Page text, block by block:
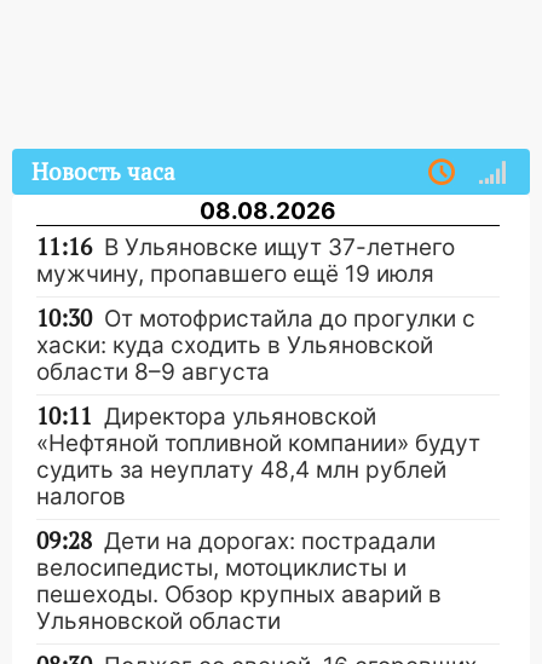
Новость часа
08.08.2026
11:16 В Ульяновске ищут 37-летнего
мужчину, пропавшего ещё 19 июля
10:30 От мотофристайла до прогулки с
хаски: куда сходить в Ульяновской
области 8–9 августа
10:11 Директора ульяновской
«Нефтяной топливной компании» будут
судить за неуплату 48,4 млн рублей
налогов
09:28 Дети на дорогах: пострадали
велосипедисты, мотоциклисты и
пешеходы. Обзор крупных аварий в
Ульяновской области